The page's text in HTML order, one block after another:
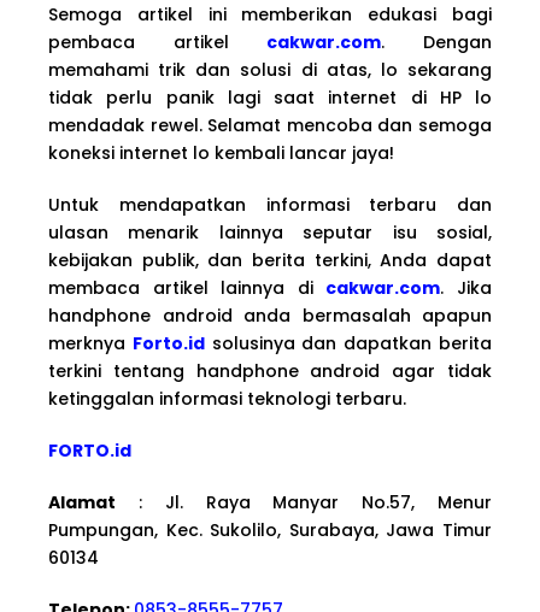
Semoga artikel ini memberikan edukasi bagi
pembaca artikel cakwar.com. Dengan
memahami trik dan solusi di atas, lo sekarang
tidak perlu panik lagi saat internet di HP lo
mendadak rewel. Selamat mencoba dan semoga
koneksi internet lo kembali lancar jaya!
Untuk mendapatkan informasi terbaru dan
ulasan menarik lainnya seputar isu sosial,
kebijakan publik, dan berita terkini, Anda dapat
membaca artikel lainnya di cakwar.com. Jika
handphone android anda bermasalah apapun
merknya Forto.idsolusinya dan dapatkan berita
terkini tentang handphone android agar tidak
ketinggalan informasi teknologi terbaru.
FORTO.id
Alamat : Jl. Raya Manyar No.57, Menur
Pumpungan, Kec. Sukolilo, Surabaya, Jawa Timur
60134